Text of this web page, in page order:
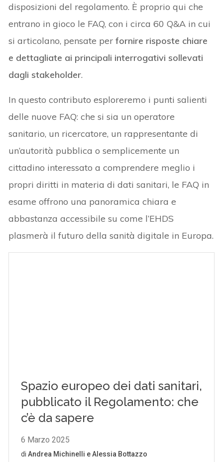
disposizioni del regolamento. È proprio qui che
entrano in gioco le FAQ, con i circa 60 Q&A in cui
si articolano, pensate perfornire risposte chiare
e dettagliate ai principali interrogativi sollevati
dagli stakeholder.
In questo contributo esploreremo i punti salienti
delle nuove FAQ: che si sia un operatore
sanitario, un ricercatore, un rappresentante di
un’autorità pubblica o semplicemente un
cittadino interessato a comprendere meglio i
propri diritti in materia di dati sanitari, le FAQ in
esame offrono una panoramica chiara e
abbastanza accessibile su come l’EHDS
plasmerà il futuro della sanità digitale in Europa.